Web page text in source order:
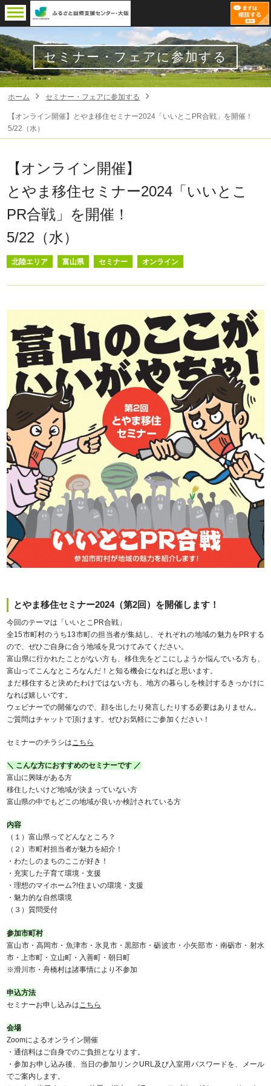
セミナー・フェアに参加する
ホーム セミナー・フェアに参加する
【オンライン開催】とやま移住セミナー2024「いいとこPR合戦」を開催！
5/22（水）
【オンライン開催】
とやま移住セミナー2024「いいとこ
PR合戦」を開催！
5/22（水）
北陸エリア 富山県 セミナー オンライン
とやま移住セミナー2024（第2回）を開催します！
今回のテーマは「いいとこPR合戦」
全15市町村のうち13市町の担当者が集結し、それぞれの地域の魅力をPRする
ので、ぜひご自身に合う地域を見つけてみてください。
富山県に行かれたことがない方も、移住先をどこにしようか悩んでいる方も、
富山ってこんなところなんだ！と知る機会になればと思います。
まだ移住すると決めたわけではない方も、地方の暮らしを検討するきっかけに
なれば嬉しいです。
ウェビナーでの開催なので、顔を出したり発言したりする必要はありません。
ご質問はチャットで頂けます。ぜひお気軽にご参加ください！
セミナーのチラシはこちら
＼ こんな方におすすめのセミナーです ／
富山に興味がある方
移住したいけど地域が決まっていない方
富山県の中でもどこの地域が良いか検討されている方
内容
（１）富山県ってどんなところ？
（２）市町村担当者が魅力を紹介！
・わたしのまちのここが好き！
・充実した子育て環境・支援
・理想のマイホーム?!住まいの環境・支援
・魅力的な自然環境
（３）質問受付
参加市町村
富山市・高岡市・魚津市・氷見市・黒部市・砺波市・小矢部市・南砺市・射水
市・上市町・立山町・入善町・朝日町
※滑川市・舟橋村は諸事情により不参加
申込方法
セミナーお申し込みは こちら
会場
Zoomによるオンライン開催
・通信料はご自身でのご負担となります。
・参加お申し込み後、当日の参加リンクURL及び入室用パスワードを、メール
でご案内します。